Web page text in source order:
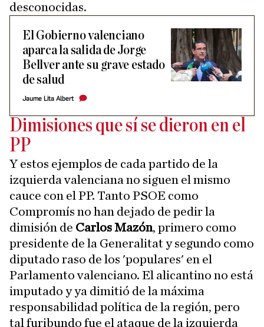
desconocidas.
El Gobierno valenciano
aparca la salida de Jorge
Bellver ante su grave estado
de salud
Jaume Lita Albert
Dimisiones que sí se dieron en el
PP
Y estos ejemplos de cada partido de la
izquierda valenciana no siguen el mismo
cauce con el PP. Tanto PSOE como
Compromís no han dejado de pedir la
dimisión de Carlos Mazón, primero como
presidente de la Generalitat y segundo como
diputado raso de los 'populares' en el
Parlamento valenciano. El alicantino no está
imputado y ya dimitió de la máxima
responsabilidad política de la región, pero
tal furibundo fue el ataque de la izquierda